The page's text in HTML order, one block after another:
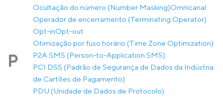
Ocultação do número (Number Masking)Omnicanal
Operador de encerramento (Terminating Operator)
Opt-inOpt-out
Otimização por fuso horário (Time Zone Optimization)
P
P2A SMS (Person-to-Application SMS)
PCI DSS (Padrão de Segurança de Dados da Indústria
de Cartões de Pagamento)
PDU (Unidade de Dados de Protocolo)